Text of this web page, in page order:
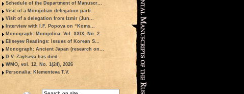
Schedule of the Department of Manuscr...
Visit of a Mongolian delegation parti...
Visit of a delegation from Izmir (Jun...
Interview with I.F. Popova on “Koms...
Monograph: Mongolica. Vol. XXIX, No. 2
Eliseyev Readings: Issues of Korean S...
Monograph: Ancient Japan (research on...
D.V. Zaytseva has died
WMO, vol. 12, No. 1(24), 2026
Personalia: Klementeva T.V.